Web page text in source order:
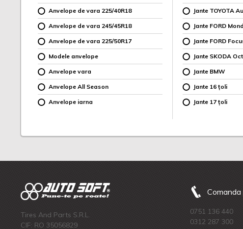
Anvelope de vara 225/40R18
Anvelope de vara 245/45R18
Anvelope de vara 225/50R17
Modele anvelope
Anvelope vara
Anvelope All Season
Anvelope iarna
Jante TOYOTA
Jante FORD
Jante FORD
Jante SKODA
Jante BMW
Jante 16 țoli
Jante 17 țoli
Tires And Parts S.R.L.
CIF: RO 35056829
0751 136 440
0312 287 300